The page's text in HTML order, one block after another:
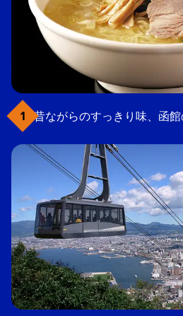
昔ながらのすっきり味、函